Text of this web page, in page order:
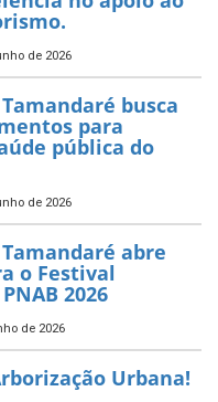
2025
Aldir Blanc
Plano de
(PAR)
2025
Selo
pelo
e
no apoio ao